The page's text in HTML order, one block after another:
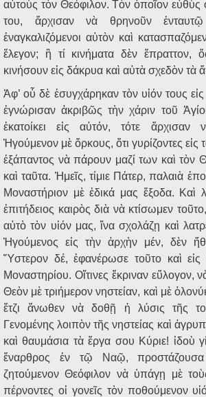
αὐτοὺς τὸν Θεόφιλον. Τὸν ὁποῖον εὐθὺς
του, ἄρχισαν νὰ θρηνοῦν
ἐναγκαλιζόμενοι αὐτὸν καὶ
ἔλεγον; ἢ τί κινήματα δὲν ἔπραττον,
κινήσουν εἰς δάκρυα καὶ αὐτὰ σχεδὸν τὰ
Ἀφ’ οὗ δὲ ἐσυγχάρηκαν τὸν υἱόν τους
ἐγνώρισαν ἀκριβῶς τὴν χάριν τοῦ
ἐκατοίκει εἰς αὐτόν, τότε ἄρχισαν
Ἡγούμενον μὲ ὅρκους, ὅτι γυρίζοντες εἰς
ἐξάπαντος νὰ πάρουν μαζί των καὶ τὸν
καὶ ταῦτα. Ἡμεῖς, τίμιε Πάτερ, παλαιὰ
Μοναστήριον μὲ ἐδικά μας ἔξοδα. Καὶ
ἐπιτήδειος καιρὸς διὰ νὰ κτίσωμεν
αὐτὸ τὸν υἱόν μας, ἵνα σχολάζῃ καὶ
Ἡγούμενος εἰς τὴν ἀρχὴν μέν, δὲν
Ὕστερον δέ, ἐφανέρωσε τοῦτο καὶ εἰς
Μοναστηρίου. Οἵτινες ἔκριναν εὔλογον,
Θεὸν μὲ τριήμερον νηστείαν, καὶ μὲ
ἔτζι ἄνωθεν νὰ δοθῇ ἡ λύσις τῆς
Γενομένης λοιπὸν τῆς νηστείας καὶ
καὶ θαυμάσια τὰ ἔργα σου Κύριε! ἰδοὺ
ἔναρθρος ἐν τῷ Ναῷ,
ζητούμενον Θεόφιλον νὰ ὑπάγῃ μὲ
πέρνοντες οἱ γονεῖς τὸν ποθούμενον